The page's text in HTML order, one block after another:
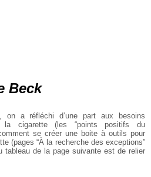
Beck
on a réfléchi d’une part aux besoins
la cigarette (les “points positifs du
se créer une boite à outils pour
(pages “À la recherche des exceptions”
tableau de la page suivante est de relier